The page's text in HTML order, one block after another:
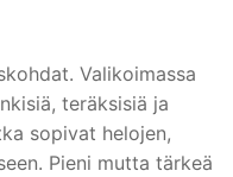
Valikoimassa
teräksisiä ja
sopivat helojen,
Pieni mutta tärkeä